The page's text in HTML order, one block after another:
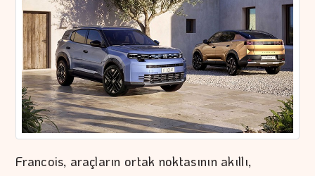
Francois, araçların ortak noktasının akıllı,